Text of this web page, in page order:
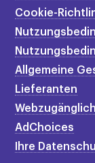
Cookie-
Allgemeine
Lieferanten
AdChoices
Ihre